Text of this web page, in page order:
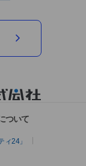
ついて
24」